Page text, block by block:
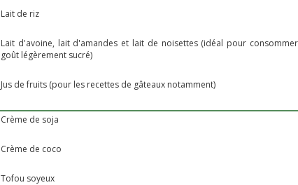
Lait de riz
Lait d'avoine, lait d'amandes et lait de noisettes (idéal pour
goût légèrement sucré)
Jus de fruits (pour les recettes de gâteaux notamment)
Crème de soja
Crème de coco
Tofou soyeux